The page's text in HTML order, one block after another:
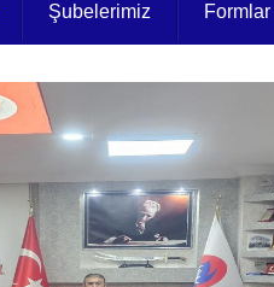
Şubelerimiz Formlar